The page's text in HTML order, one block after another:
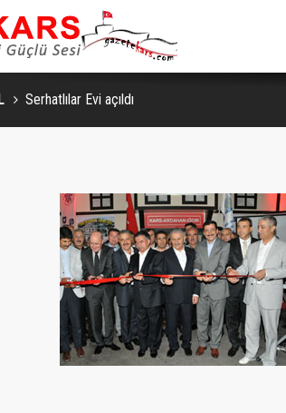
KARS
Serhatlılar Evi açıldı